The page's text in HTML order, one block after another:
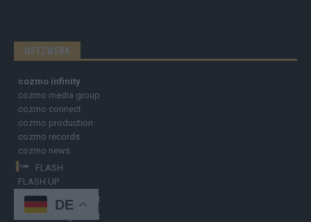
NETZWERK
cozmo infinity
cozmo media group
cozmo connect
cozmo production
cozmo records
cozmo news
FLASH
FLASH UP
Nürnberger Blatt
Hamburger Blatt
DE